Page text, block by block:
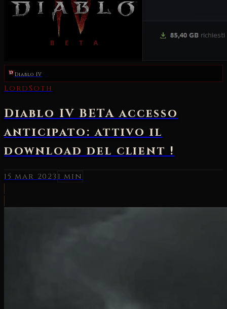
Diablo IV
LordSoth
Diablo IV BETA accesso
anticipato: attivo il
download del client !
15 mar 20231 min